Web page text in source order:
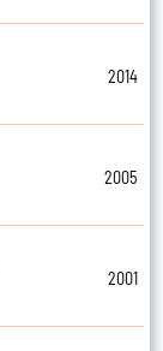
2014
2005
2001